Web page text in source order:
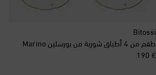
Bitossi
طقم من 4 أطباق شوربة من بورسلين Marino
€ 190
original price